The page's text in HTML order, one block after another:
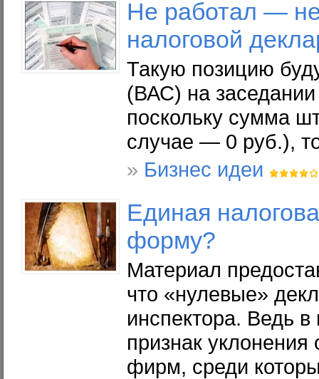
Не работал —
налоговой
Такую позицию
(ВАС) на
поскольку сумма
случае — 0 руб.),
» Бизнес идеи
Единая
форму?
Материал
что «нулевые»
инспектора. Ведь
признак уклонения
фирм, среди